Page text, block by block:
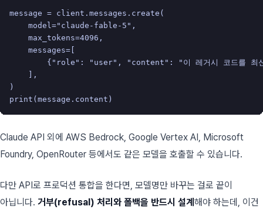
message = client . messages . create (
model="claude-fable-5" ,
max_tokens=4096 ,
messages=
{ "role" : "user" , "content" :
"이 레거시 코드를 최
],
)
print ( message . content )
Claude API 외에 AWS Bedrock, Google Vertex AI, Microsoft
Foundry, OpenRouter 등에서도 같은 모델을 호출할 수 있습니다.
다만 API로 프로덕션 통합을 한다면, 모델명만 바꾸는 걸로 끝이
아닙니다. 거부(refusal) 처리와 폴백을 반드시 설계 해야 하는데, 이건